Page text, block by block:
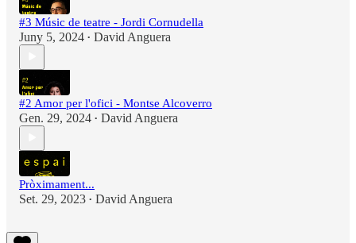
#3 Músic de teatre - Jordi Cornudella
Juny 5, 2024 • David Anguera
#2 Amor per l'ofici - Montse Alcoverro
Gen. 29, 2024 • David Anguera
Pròximament...
Set. 29, 2023 • David Anguera